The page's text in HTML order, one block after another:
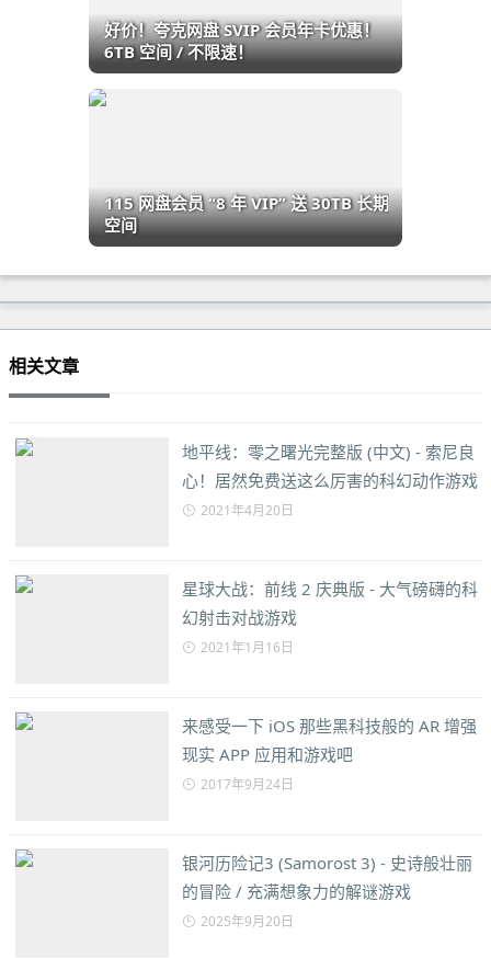
好价！夸克网盘 SVIP 会员年卡优惠！
6TB 空间 / 不限速！
115 网盘会员 “8 年 VIP” 送 30TB 长期
空间
相关文章
地平线：零之曙光完整版 (中文) - 索尼良
心！居然免费送这么厉害的科幻动作游戏
2021年4月20日
星球大战：前线 2 庆典版 - 大气磅礴的科
幻射击对战游戏
2021年1月16日
来感受一下 iOS 那些黑科技般的 AR 增强
现实 APP 应用和游戏吧
2017年9月24日
银河历险记3 (Samorost 3) - 史诗般壮丽
的冒险 / 充满想象力的解谜游戏
2025年9月20日